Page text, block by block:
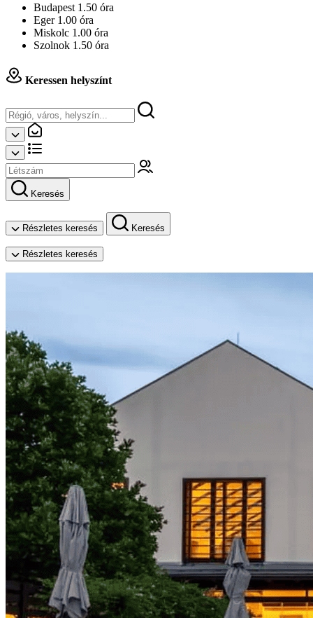
Budapest 1.50 óra
Eger 1.00 óra
Miskolc 1.00 óra
Szolnok 1.50 óra
Keressen helyszínt
Keresés
Részletes keresés Keresés
Részletes keresés